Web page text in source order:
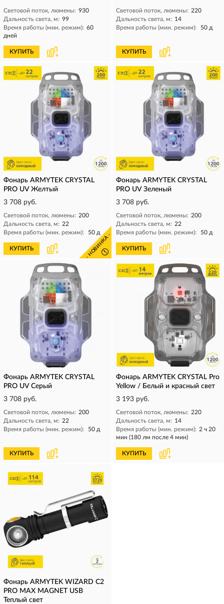
Световой поток, люмены: 930
Дальность света, м: 99
Время работы (мин. режим): 60
дней
КУПИТЬ
Световой поток, люмены: 220
Дальность света, м: 14
Время работы (мин. режим):
50 д
КУПИТЬ
Фонарь ARMYTEK CRYSTAL
PRO UV Желтый
3 708 руб.
Световой поток, люмены: 200
Дальность света, м: 22
Время работы (мин. режим):
50 д
КУПИТЬ - НОВИНКА -
!
Фонарь ARMYTEK CRYSTAL
PRO UV Зеленый
3 708 руб.
Световой поток, люмены: 200
Дальность света, м: 22
Время работы (мин. режим):
50 д
КУПИТЬ
Фонарь ARMYTEK CRYSTAL
PRO UV Серый
3 708 руб.
Световой поток, люмены: 200
Дальность света, м: 22
Время работы (мин. режим):
50 д
КУПИТЬ
Фонарь ARMYTEK CRYSTAL Pro
Yellow / Белый и красный свет
3 193 руб.
Световой поток, люмены: 220
Дальность света, м: 14
Время работы (мин. режим): 2 ч 20
мин (180 лм после 4 мин)
КУПИТЬ
Фонарь ARMYTEK WIZARD C2
PRO MAX MAGNET USB
Теплый свет